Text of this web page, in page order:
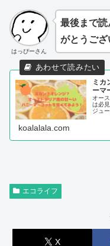
はっぴーさん
最後まで読
がとうご
ミカ
ーマ
オー
は必
ジュ
レン
であ
koalalala.com
エコライフ
X